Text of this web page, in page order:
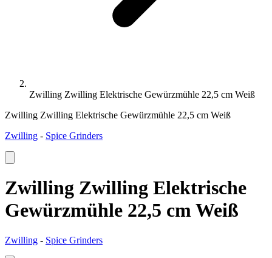
Zwilling Zwilling Elektrische Gewürzmühle 22,5 cm Weiß
Zwilling Zwilling Elektrische Gewürzmühle 22,5 cm Weiß
Zwilling - Spice Grinders
Zwilling Zwilling Elektrische
Gewürzmühle 22,5 cm Weiß
Zwilling - Spice Grinders